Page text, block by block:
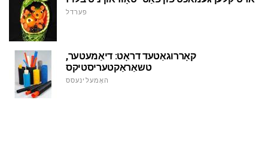
פערדל
קאָררוגאַטעד דראָט: דיאַמעטער,
טשאַראַקטעריסטיקס
האָמעלינעסס